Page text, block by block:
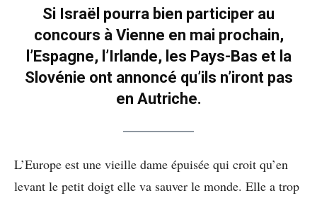
Si Israël pourra bien participer au
concours à Vienne en mai prochain,
l’Espagne, l’Irlande, les Pays-Bas et la
Slovénie ont annoncé qu’ils n’iront pas
en Autriche.
L’Europe est une vieille dame épuisée qui croit qu’en
levant le petit doigt elle va sauver le monde. Elle a trop